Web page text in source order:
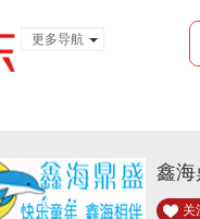
更多导航
鑫海
关